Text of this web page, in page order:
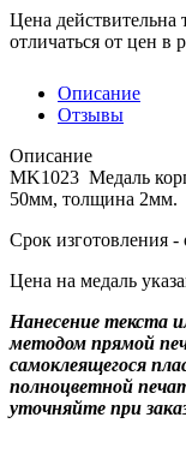
Цена действительна
отличаться от цен в
Описание
Отзывы
Описание
MK1023 Медаль
50мм, толщина 2мм.
Срок изготовления -
Цена на медаль
Нанесение текста
методом прямой
самоклеящегося
полноцветной
уточняйте при